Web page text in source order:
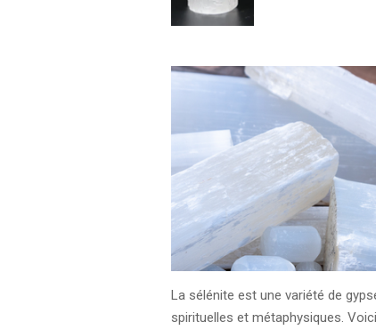
La sélénite est une variété de
spirituelles et métaphysiques.